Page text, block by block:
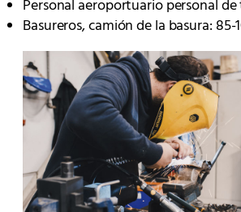
Personal aeroportuario personal de
Basureros, camión de la basura: 85-